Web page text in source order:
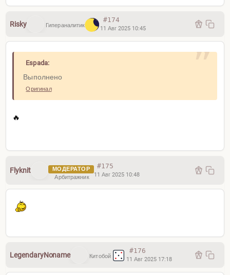
Risky Гипераналитик
#174
11 Авг 2025 10:45
Espada:
Выполнено
Оригинал
🔥
Flyknit
МОДЕРАТОР
Арбитражник
#175
11 Авг 2025 10:48
LegendaryNoname Китобой
#176
11 Авг 2025 17:18